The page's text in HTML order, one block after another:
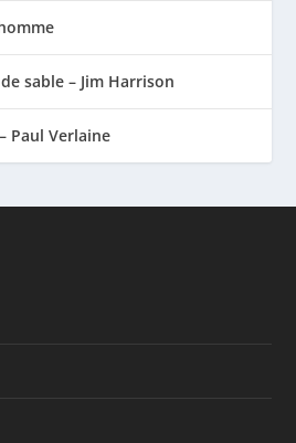
sable – Jim Harrison
Paul Verlaine